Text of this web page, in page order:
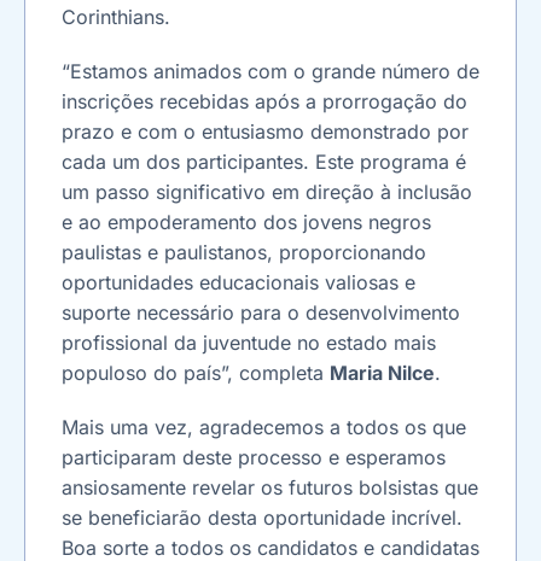
Corinthians.
“Estamos animados com o grande número de
inscrições recebidas após a prorrogação do
prazo e com o entusiasmo demonstrado por
cada um dos participantes. Este programa é
um passo significativo em direção à inclusão
e ao empoderamento dos jovens negros
paulistas e paulistanos, proporcionando
oportunidades educacionais valiosas e
suporte necessário para o desenvolvimento
profissional da juventude no estado mais
populoso do país”, completa Maria Nilce.
Mais uma vez, agradecemos a todos os que
participaram deste processo e esperamos
ansiosamente revelar os futuros bolsistas que
se beneficiarão desta oportunidade incrível.
Boa sorte a todos os candidatos e candidatas